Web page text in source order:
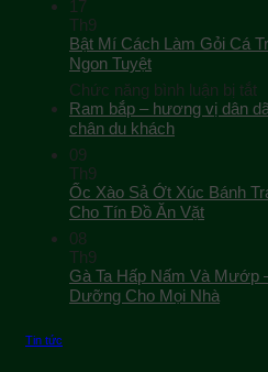
17
Th9
Bật Mí Cách Làm Gỏi Cá
Ngon Tuyệt
Chức năng bình luận bị tắtở
Ram bắp – hương vị dân
chân du khách
09
Th9
Ốc Xào Sả Ớt Xúc Bánh
Cho Tín Đồ Ăn Vặt
08
Th9
Gà Ta Hấp Nấm Và Mướp
Dưỡng Cho Mọi Nhà
Tin tức